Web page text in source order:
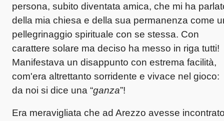
persona, subito diventata amica, che mi ha
della mia chiesa e della sua permanenza come
pellegrinaggio spirituale con se stessa. Con
carattere solare ma deciso ha messo in riga tutti!
Manifestava un disappunto con estrema facilità,
com'era altrettanto sorridente e vivace nel gioco:
da noi si dice una “ganza”!
Era meravigliata che ad Arezzo avesse